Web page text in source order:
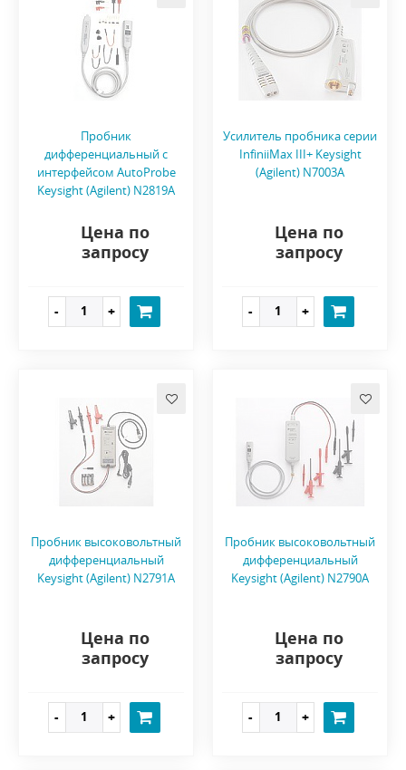
Пробник
дифференциальный с
интерфейсом AutoProbe
Keysight (Agilent) N2819A
Цена по
запросу
Усилитель пробника серии
InfiniiMax III+ Keysight
(Agilent) N7003A
Цена по
запросу
Пробник высоковольтный
дифференциальный
Keysight (Agilent) N2791A
Цена по
запросу
Пробник высоковольтный
дифференциальный
Keysight (Agilent) N2790A
Цена по
запросу